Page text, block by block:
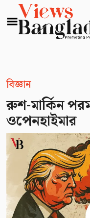
বিজ্ঞান
রুশ-মার্কিন
ওপেনহাইমার